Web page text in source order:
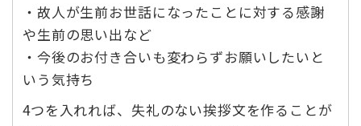
・故人が生前お世話になったことに対する感謝
や生前の思い出など
・今後のお付き合いも変わらずお願いしたいと
いう気持ち
4つを入れれば、失礼のない挨拶文を作ることが